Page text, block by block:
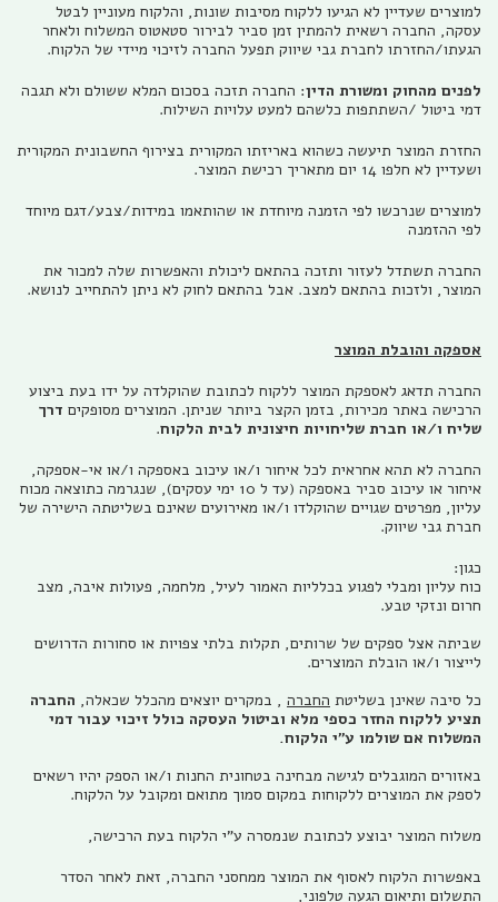
למוצרים שעדיין לא הגיעו ללקוח מסיבות שונות, והלקוח מעוניין לבטל
עסקה, החברה רשאית להמתין זמן סביר לבירור סטאטוס המשלוח ולאחר
הגעתו/החזרתו לחברת גבי שיווק תפעל החברה לזיכוי מיידי של הלקוח.
לפנים מהחוק ומשורת הדין: החברה תזכה בסכום המלא ששולם ולא תגבה
דמי ביטול /השתתפות כלשהם למעט עלויות השילוח.
החזרת המוצר תיעשה כשהוא באריזתו המקורית בצירוף החשבונית המקורית
ושעדיין לא חלפו 14 יום מתאריך רכישת המוצר.
למוצרים שנרכשו לפי הזמנה מיוחדת או שהותאמו במידות/צבע/דגם מיוחד
לפי ההזמנה
החברה תשתדל לעזור ותזכה בהתאם ליכולת והאפשרות שלה למכור את
המוצר, ולזכות בהתאם למצב. אבל בהתאם לחוק לא ניתן להתחייב לנושא.
אספקה והובלת המוצר
החברה תדאג לאספקת המוצר ללקוח לכתובת שהוקלדה על ידו בעת ביצוע
הרכישה באתר מכירות, בזמן הקצר ביותר שניתן. המוצרים מסופקים דרך
שליח ו/או חברת שליחויות חיצונית לבית הלקוח.
החברה לא תהא אחראית לכל איחור ו/או עיכוב באספקה ו/או אי-אספקה,
איחור או עיכוב סביר באספקה (עד ל 10 ימי עסקים), שנגרמה כתוצאה מכוח
עליון, מפרטים שגויים שהוקלדו ו/או מאירועים שאינם בשליטתה הישירה של
חברת גבי שיווק.
כגון:
כוח עליון ומבלי לפגוע בכלליות האמור לעיל, מלחמה, פעולות איבה, מצב
חרום ונזקי טבע.
שביתה אצל ספקים של שרותים, תקלות בלתי צפויות או סחורות הדרושים
לייצור ו/או הובלת המוצרים.
כל סיבה שאינן בשליטת החברה , במקרים יוצאים מהכלל שכאלה, החברה
תציע ללקוח החזר כספי מלא וביטול העסקה כולל זיכוי עבור דמי
המשלוח אם שולמו ע"י הלקוח.
באזורים המוגבלים לגישה מבחינה בטחונית החנות ו/או הספק יהיו רשאים
לספק את המוצרים ללקוחות במקום סמוך מתואם ומקובל על הלקוח.
משלוח המוצר יבוצע לכתובת שנמסרה ע"י הלקוח בעת הרכישה,
באפשרות הלקוח לאסוף את המוצר ממחסני החברה, זאת לאחר הסדר
התשלום ותיאום הגעה טלפוני,